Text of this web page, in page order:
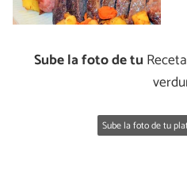
Sube la foto de tu
Sube la foto de tu